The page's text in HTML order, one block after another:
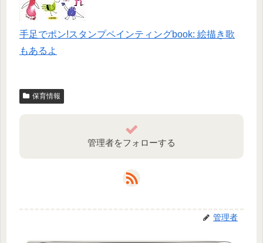
手足でポン!スタンプペインティングbook: 絵描き歌
もあるよ
保育情報
管理者をフォローする
管理者